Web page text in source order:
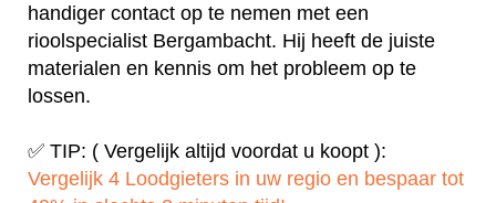
handiger contact op te nemen met een
rioolspecialist Bergambacht. Hij heeft de juiste
materialen en kennis om het probleem op te
lossen.
✅ TIP: ( Vergelijk altijd voordat u koopt ):
Vergelijk 4 Loodgieters in uw regio en bespaar tot